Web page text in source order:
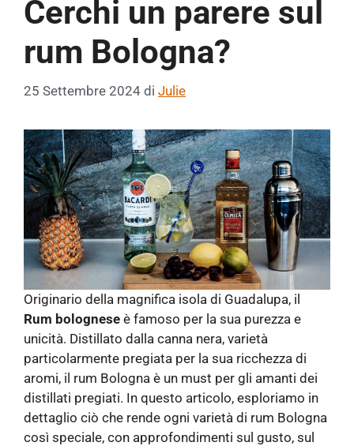
Cerchi un parere sul
rum Bologna?
25 Settembre 2024 di Julie
Originario della magnifica isola di Guadalupa, il
Rum bolognese è famoso per la sua purezza e
unicità. Distillato dalla canna nera, varietà
particolarmente pregiata per la sua ricchezza di
aromi, il rum Bologna è un must per gli amanti dei
distillati pregiati. In questo articolo, esploriamo in
dettaglio ciò che rende ogni varietà di rum Bologna
così speciale, con approfondimenti sul gusto, sul